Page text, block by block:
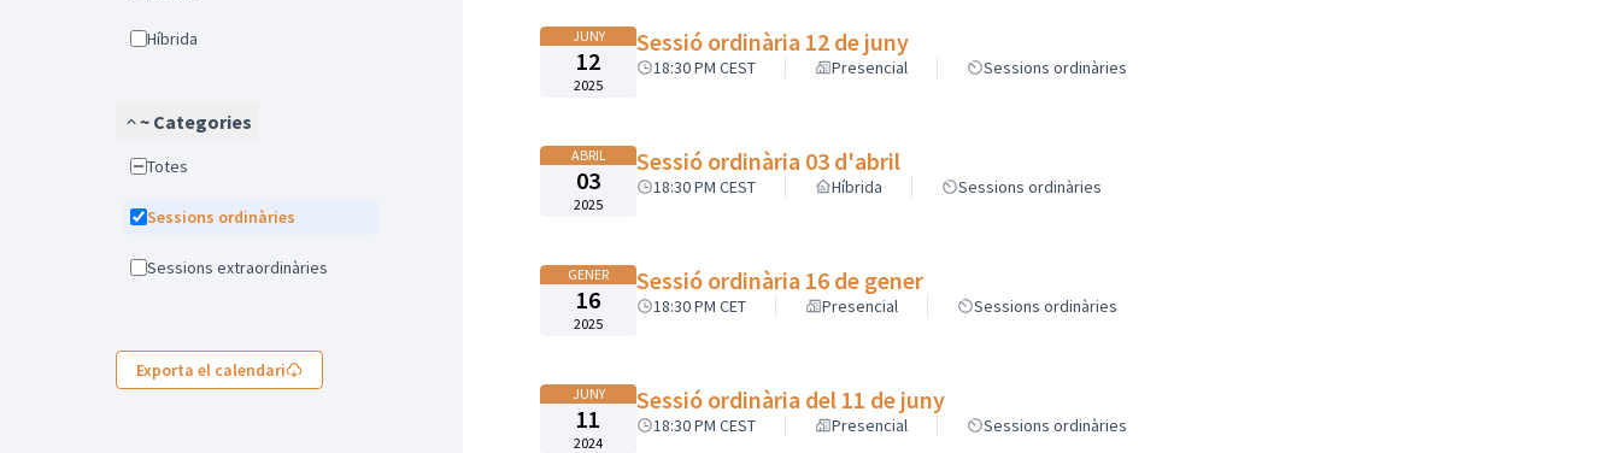
Híbrida
~ Categories
Totes
Sessions ordinàries
Sessions extraordinàries
Exporta el calendari
JUNY
12
2025
Sessió ordinària 12 de juny
18:30 PM CEST Presencial Sessions ordinàries
ABRIL
03
2025
Sessió ordinària 03 d'abril
18:30 PM CEST Híbrida Sessions ordinàries
GENER
16
2025
Sessió ordinària 16 de gener
18:30 PM CET Presencial Sessions ordinàries
JUNY
11
2024
Sessió ordinària del 11 de juny
18:30 PM CEST Presencial Sessions ordinàries